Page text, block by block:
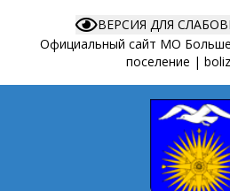
Официальный сайт МО
поселение |
ВЕРСИЯ ДЛЯ